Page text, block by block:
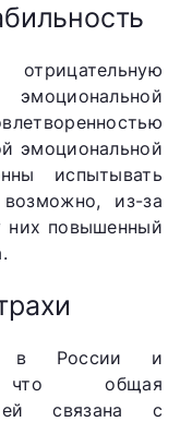
эмоциональной
испытывать
возможно, из-за
них повышенный
в России и
что общая
связана с